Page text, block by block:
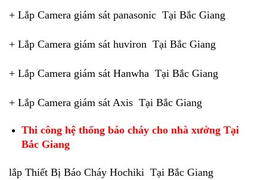
+ Lắp Camera giám sát panasonic Tại Bắc Giang
+ Lắp Camera giám sát huviron Tại Bắc Giang
+ Lắp Camera giám sát Hanwha Tại Bắc Giang
+ Lắp Camera giám sát Axis Tại Bắc Giang
Thi công hệ thống báo cháy cho nhà xưởng Tại
Bắc Giang
lắp Thiết Bị Báo Cháy Hochiki Tại Bắc Giang